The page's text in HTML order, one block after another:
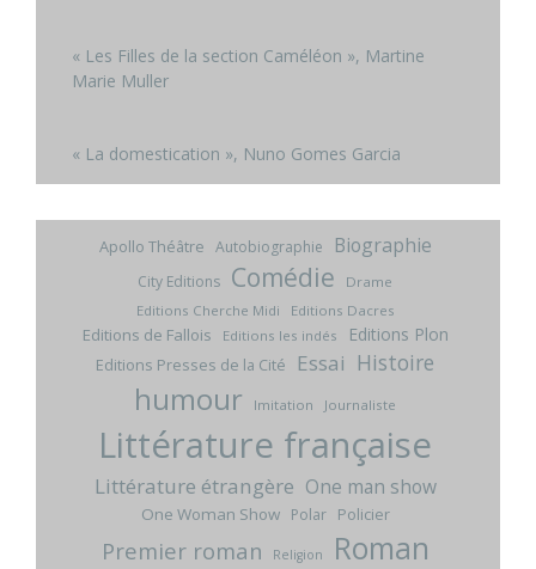
« Les Filles de la section Caméléon », Martine
Marie Muller
« La domestication », Nuno Gomes Garcia
Apollo Théâtre Autobiographie Biographie
City Editions Comédie
Drame
Editions Cherche Midi
Editions Dacres
Editions de Fallois Editions les indés Editions Plon
Editions Presses de la Cité Essai Histoire
humour Imitation Journaliste
Littérature française
Littérature étrangère One man show
One Woman Show Polar Policier
Premier roman Religion Roman